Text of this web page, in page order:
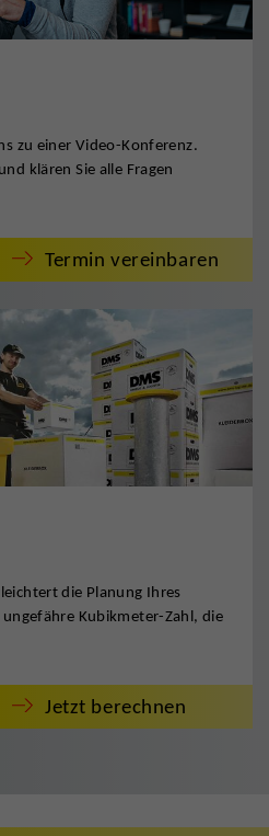
zu einer Video-Konferenz.
klären Sie alle Fragen
Termin vereinbaren
die Planung Ihres
Kubikmeter-Zahl, die
Jetzt berechnen